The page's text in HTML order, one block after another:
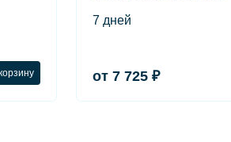
7 дней
от 7 725 ₽